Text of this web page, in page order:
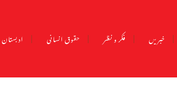
خبریں فکر و نظر حقوق انسانی ادبستان